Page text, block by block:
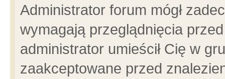
Administrator forum mógł
wymagają przeglądnięcia
administrator umieścił Cię w
zaakceptowane przed